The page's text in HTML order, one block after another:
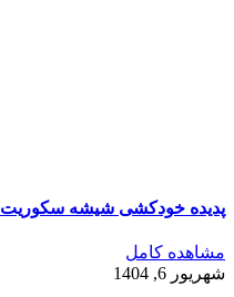
پدیده خودکشی شیشه سکوریت
مشاهده کامل
شهریور 6, 1404